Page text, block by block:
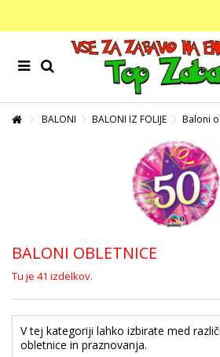
BALONI BALONI IZ FOLIJE Baloni
BALONI OBLETNICE
Tu je 41 izdelkov.
V tej kategoriji lahko izbirate med
obletnice in praznovanja.